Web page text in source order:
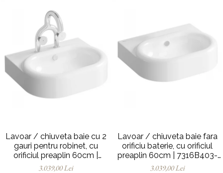
Lavoar / chiuveta baie cu 2
gauri pentru robinet, cu
orificiul preaplin 60cm |
7316B403-1740
3.039,00 Lei
Lavoar / chiuveta baie fara
orificiu baterie, cu orificiul
preaplin 60cm | 7316B403-
0012
3.039,00 Lei